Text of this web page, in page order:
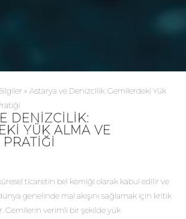
» Astarya ve Denizcilik: Gemilerdeki Yük
DENIZCILIK:
YÜK ALMA VE
küresel ticaretin bel kemiği olarak kabul edilir ve
genelinde mal akışını sağlamak için kritik
Gemilerin verimli bir şekilde yük